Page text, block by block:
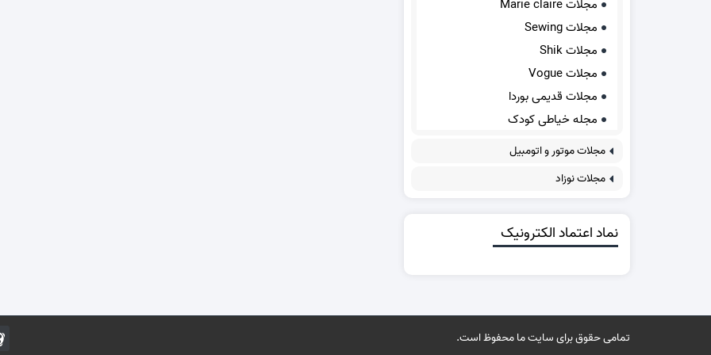
مجلات Marie claire
مجلات Sewing
مجلات Shik
مجلات Vogue
مجلات قدیمی بوردا
مجله خیاطی کودک
مجلات موتور و اتومبیل
مجلات نوزاد
نماد اعتماد الکترونیک
تمامی حقوق برای سایت ما محفوظ است.